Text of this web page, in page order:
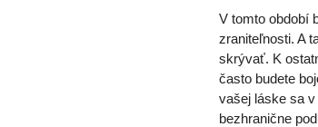
V tomto období
zraniteľnosti. A
skrývať. K
často budete
vašej láske sa
bezhranične